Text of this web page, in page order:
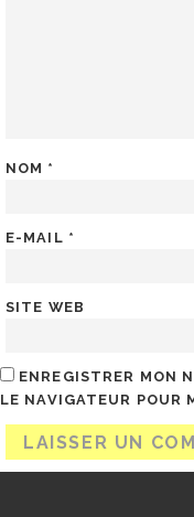
NOM *
E-MAIL *
SITE WEB
ENREGISTRER MON
LE NAVIGATEUR POUR